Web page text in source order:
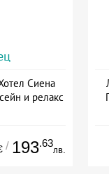
Сиена
и релакс
/ 193.63
лв.